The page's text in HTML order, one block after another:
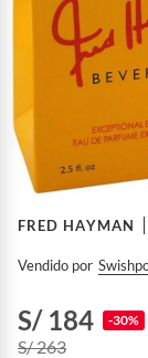
FRED HAYMAN
Vendido por
S/ 184 -30%
S/ 263